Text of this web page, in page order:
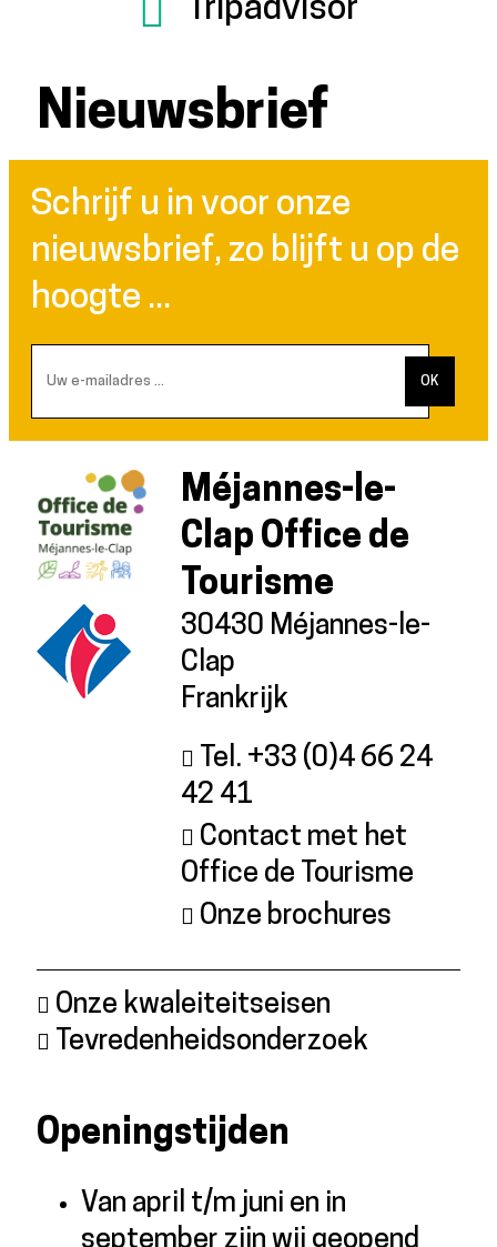
Tripadvisor
Nieuwsbrief
Schrijf u in voor onze
nieuwsbrief, zo blijft u op de
hoogte ...
Méjannes-le-
Clap Office de
Tourisme
30430 Méjannes-le-
Clap
Frankrijk
Tel. +33 (0)4 66 24
42 41
Contact met het
Office de Tourisme
Onze brochures
Onze kwaleiteitseisen
Tevredenheidsonderzoek
Openingstijden
Van april t/m juni en in
september zijn wij geopend